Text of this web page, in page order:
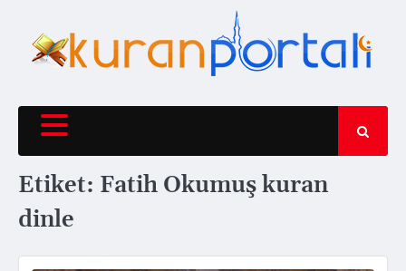
content
Etiket: Fatih Okumuş kuran
dinle